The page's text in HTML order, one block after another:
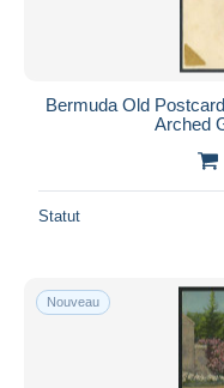
Bermuda Old
Arched
Statut
Nouveau